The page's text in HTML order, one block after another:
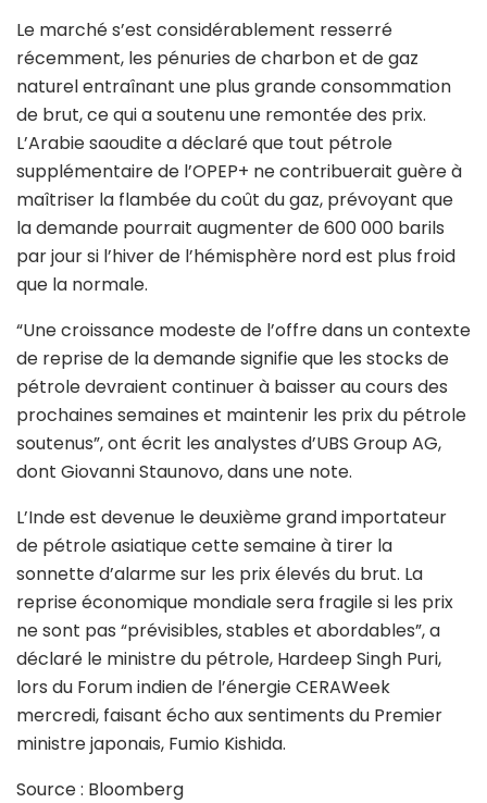
Le marché s’est considérablement resserré
récemment, les pénuries de charbon et de gaz
naturel entraînant une plus grande consommation
de brut, ce qui a soutenu une remontée des prix.
L’Arabie saoudite a déclaré que tout pétrole
supplémentaire de l’OPEP+ ne contribuerait guère à
maîtriser la flambée du coût du gaz, prévoyant que
la demande pourrait augmenter de 600 000 barils
par jour si l’hiver de l’hémisphère nord est plus froid
que la normale.
“Une croissance modeste de l’offre dans un contexte
de reprise de la demande signifie que les stocks de
pétrole devraient continuer à baisser au cours des
prochaines semaines et maintenir les prix du pétrole
soutenus”, ont écrit les analystes d’UBS Group AG,
dont Giovanni Staunovo, dans une note.
L’Inde est devenue le deuxième grand importateur
de pétrole asiatique cette semaine à tirer la
sonnette d’alarme sur les prix élevés du brut. La
reprise économique mondiale sera fragile si les prix
ne sont pas “prévisibles, stables et abordables”, a
déclaré le ministre du pétrole, Hardeep Singh Puri,
lors du Forum indien de l’énergie CERAWeek
mercredi, faisant écho aux sentiments du Premier
ministre japonais, Fumio Kishida.
Source : Bloomberg